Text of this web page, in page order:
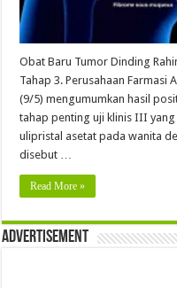
Obat Baru Tumor Dinding
Tahap 3. Perusahaan Farmasi
(9/5) mengumumkan hasil
tahap penting uji klinis III
ulipristal asetat pada wanita
disebut …
Read More »
Advertisement